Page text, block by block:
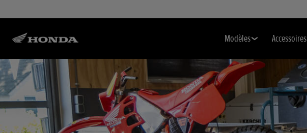
Modèles Accessoires